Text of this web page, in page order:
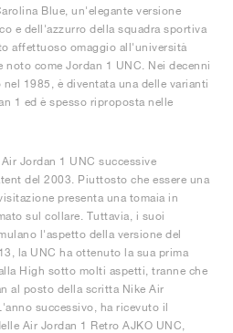
Blue, un'elegante versione
e dell'azzurro della squadra sportiva
affettuoso omaggio all'università
noto come Jordan 1 UNC. Nei decenni
1985, è diventata una delle varianti
1 ed è spesso riproposta nelle
Jordan 1 UNC successive
del 2003. Piuttosto che essere una
presenta una tomaia in
sul collare. Tuttavia, i suoi
l'aspetto della versione del
la UNC ha ottenuto la sua prima
High sotto molti aspetti, tranne che
al posto della scritta Nike Air
successivo, ha ricevuto il
Air Jordan 1 Retro AJKO UNC,